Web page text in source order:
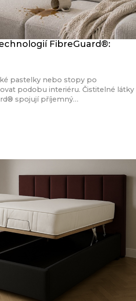
FibreGuard®:
pastelky nebo stopy po
podobu interiéru. Čistitelné látky
spojují příjemný…